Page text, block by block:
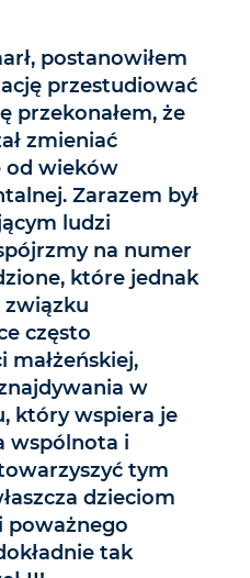
postanowiłem
przestudiować
przekonałem, że
zmieniać
od wieków
Zarazem był
ludzi
na numer
które jednak
związku
często
w
który wspiera je
wspólnota i
tym
dzieciom
poważnego
tak